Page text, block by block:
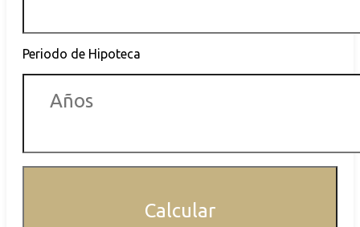
Periodo de Hipoteca